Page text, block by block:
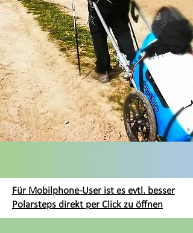
Für Mobilphone-User ist es evtl. besser
Polarsteps direkt per Click zu öffnen